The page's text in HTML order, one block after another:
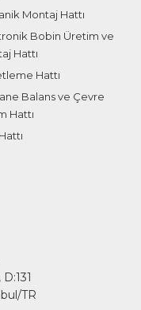
Montaj Hattı
Bobin Üretim ve
Hattı
Hattı
Balans ve Çevre
Hattı
TR